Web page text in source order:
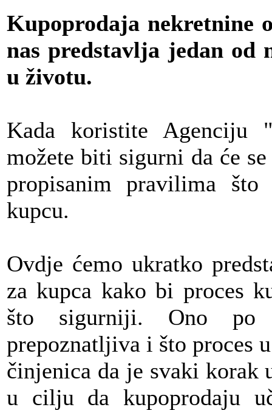
Kupoprodaja nekretnine
nas predstavlja jedan od
u životu.
Kada koristite Agenciju
možete biti sigurni da će
propisanim pravilima
kupcu.
Ovdje ćemo ukratko
za kupca kako bi proces
što sigurniji. Ono po
prepoznatljiva i što proces
činjenica da je svaki korak
u cilju da kupoprodaju